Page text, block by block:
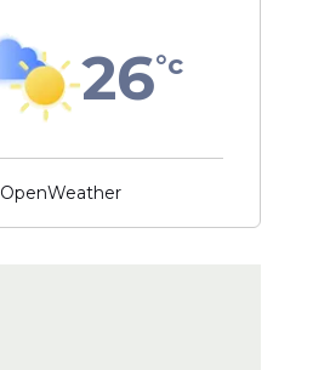
26°c
OpenWeather